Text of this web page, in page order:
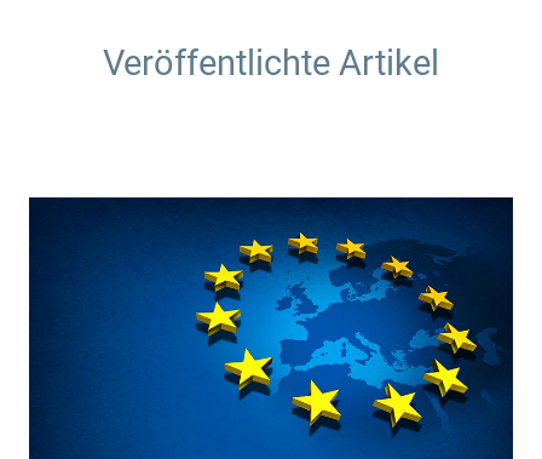
Veröffentlichte Artikel